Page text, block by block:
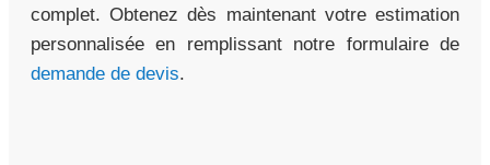
complet. Obtenez dès maintenant votre estimation
personnalisée en remplissant notre formulaire de
demande de devis.